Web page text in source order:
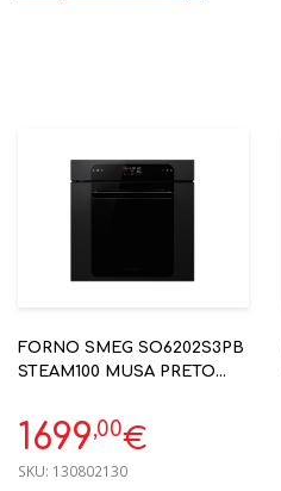
FORNO SMEG SO6202S3PB
STEAM100 MUSA PRETO
1699,00€
SKU: 130802130